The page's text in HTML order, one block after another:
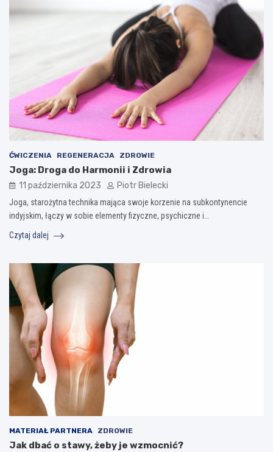
ĆWICZENIA REGENERACJA ZDROWIE
Joga: Droga do Harmonii i Zdrowia
11 października 2023 Piotr Bielecki
Joga, starożytna technika mająca swoje korzenie na subkontynencie
indyjskim, łączy w sobie elementy fizyczne, psychiczne i…
Czytaj dalej
MATERIAŁ PARTNERA ZDROWIE
Jak dbać o stawy, żeby je wzmocnić?